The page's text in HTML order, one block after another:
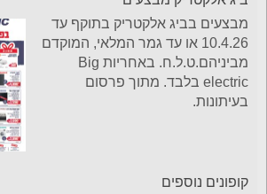
מבצעים בביג אלקטריק בתוקף עד
10.4.26 או עד גמר המלאי, המוקדם
מביניהם.ט.ל.ח. באחריות Big
electric בלבד. מתוך פרסום
בעיתונות.
קופונים נוספים